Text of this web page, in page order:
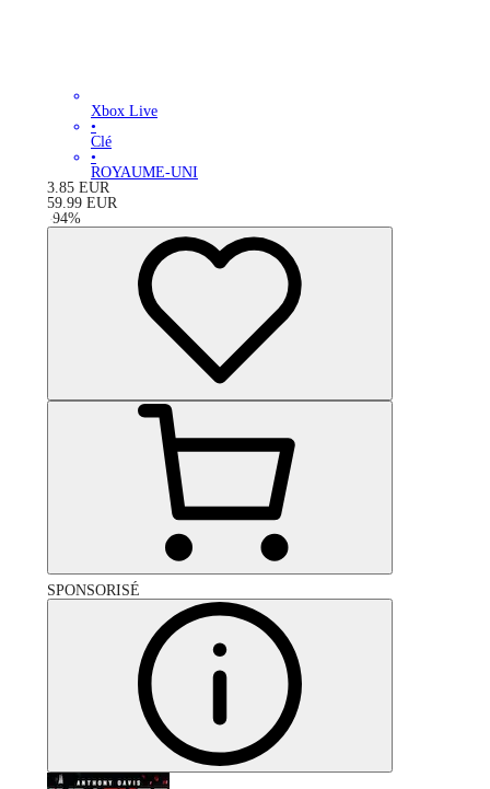
Xbox Live
•
Clé
•
ROYAUME-UNI
3.85 EUR
59.99 EUR
-94%
SPONSORISÉ